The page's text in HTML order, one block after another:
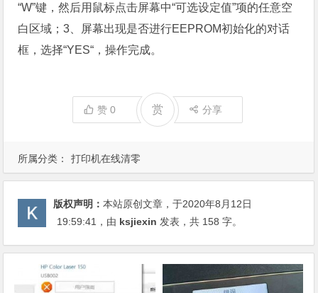
所属分类： 打印机在线清零
“W”键，然后用鼠标点击屏幕中“可选设定值”项的任意空
白区域；3、屏幕出现是否进行EEPROM初始化的对话
框，选择“YES“，操作完成。
赞0 赏 分享
版权声明：本站原创文章，于2020年8月12日
19:59:41 ，由 ksjiexin 发表，共 158 字。